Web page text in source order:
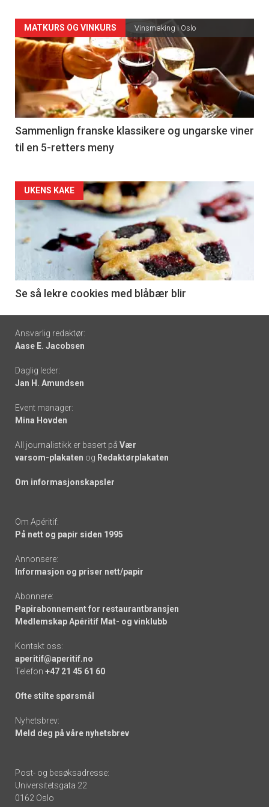
Forsiden
akkurat
nå
-
5
MATKURS OG VINKURS Vinsmaking i Oslo
Sammenlign franske klassikere og ungarske viner
til en 5-retters meny
Forsiden
akkurat
nå
6
UKENS KAKE
Se så lekre cookies med blåbær blir
Footer
-
links
Ansvarlig redaktør:
Aase E. Jacobsen
Daglig leder:
Jan H. Amundsen
Event manager:
Mina Hovden
All journalistikk er basert på Vær
varsom-plakaten og Redaktørplakaten
Om informasjonskapsler
Om Apéritif:
På nett og papir siden 1995
Annonsere:
Informasjon og priser nett/papir
Abonnere:
Papirabonnement for restaurantbransjen
Medlemskap Apéritif Mat- og vinklubb
Kontakt oss:
aperitif@aperitif.no
Telefon +47 21 45 61 60
Ofte stilte spørsmål
Nyhetsbrev:
Meld deg på våre nyhetsbrev
Post- og besøksadresse:
Universitetsgata 22
0162 Oslo